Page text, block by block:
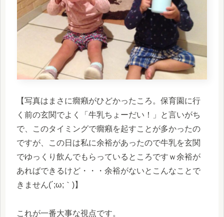
【写真はまさに癇癪がひどかったころ。保育園に行
く前の玄関でよく「牛乳ちょーだい！」と言いがち
で、このタイミングで癇癪を起すことが多かったの
ですが、この日は私に余裕があったので牛乳を玄関
でゆっくり飲んでもらっているところですｗ余裕が
あればできるけど・・・余裕がないとこんなことで
きません(´;ω;｀)】
これが一番大事な視点です。